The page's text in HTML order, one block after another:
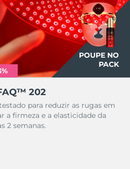
POUPE NO
PACK
202
para reduzir as rugas em
a firmeza e a elasticidade da
2 semanas.